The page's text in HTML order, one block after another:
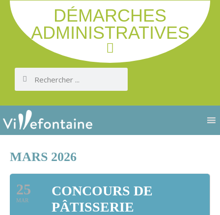
DÉMARCHES
ADMINISTRATIVES
MARS 2026
25
MAR
CONCOURS DE
PÂTISSERIE